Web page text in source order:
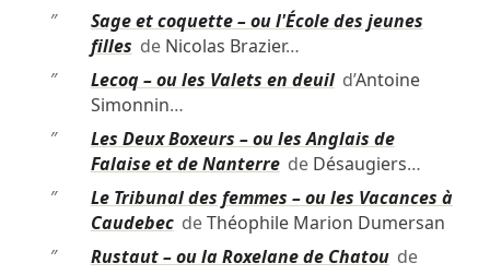
″
Sage et coquette – ou l'École des jeunes
filles de Nicolas Brazier…
″
Lecoq – ou les Valets en deuild’Antoine
Simonnin…
″
Les Deux Boxeurs – ou les Anglais de
Falaise et de Nanterrede Désaugiers…
″
Le Tribunal des femmes – ou les Vacances à
CaudebecdeThéophile Marion Dumersan
″
Rustaut – ou la Roxelane de Chatoude